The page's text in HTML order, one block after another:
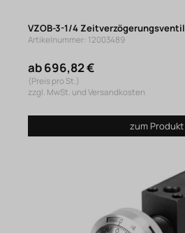
VZOB-3-1/4 Zeitverzögerungsventil
Artikelnummer: 12003489
ab 696,82 €
(Preis pro St.)
zzgl. MwSt. und Versandkosten
zum Produkt